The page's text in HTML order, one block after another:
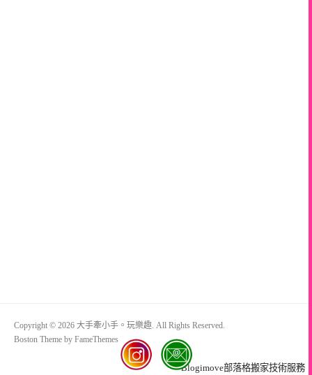
Copyright © 2026 大手牽小手。玩樂趣. All Rights Reserved.
Boston Theme by FameThemes
Blogimove部落格搬家技術服務